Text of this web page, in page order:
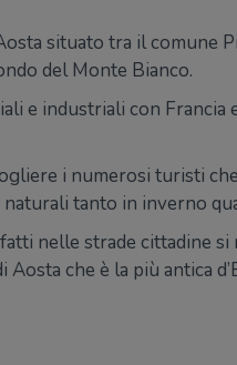
situato tra il comune
del Monte Bianco.
e industriali con Francia
i numerosi turisti
tanto in inverno
nelle strade cittadine
che è la più antica